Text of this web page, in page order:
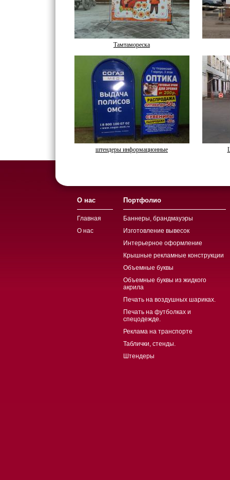
Тамтамореска
штендеры информационные
О нас
Главная
О нас
Портфолио
Баннеры, брандмауэры
Изготовление вывесок
Интерьерное оформление
Крышные рекламные конструкции
Объемные буквы
Объемные буквы из жидкого
акрила
Печать на воздушных шариках.
Печать на футболках и
спецодежде.
Реклама на транспорте
Таблички, стенды.
Штендеры